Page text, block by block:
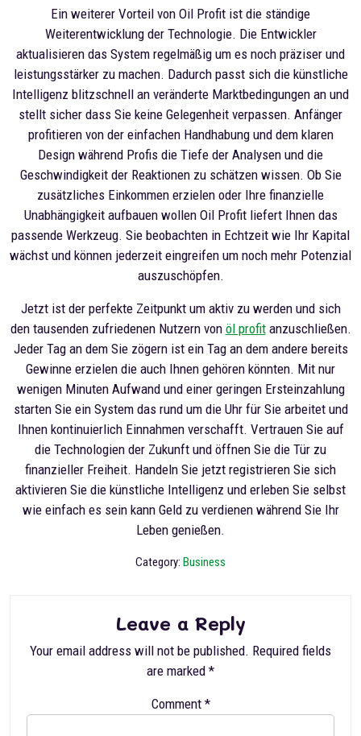
Ein weiterer Vorteil von Oil Profit ist die ständige
Weiterentwicklung der Technologie. Die Entwickler
aktualisieren das System regelmäßig um es noch präziser und
leistungsstärker zu machen. Dadurch passt sich die künstliche
Intelligenz blitzschnell an veränderte Marktbedingungen an und
stellt sicher dass Sie keine Gelegenheit verpassen. Anfänger
profitieren von der einfachen Handhabung und dem klaren
Design während Profis die Tiefe der Analysen und die
Geschwindigkeit der Reaktionen zu schätzen wissen. Ob Sie
zusätzliches Einkommen erzielen oder Ihre finanzielle
Unabhängigkeit aufbauen wollen Oil Profit liefert Ihnen das
passende Werkzeug. Sie beobachten in Echtzeit wie Ihr Kapital
wächst und können jederzeit eingreifen um noch mehr Potenzial
auszuschöpfen.
Jetzt ist der perfekte Zeitpunkt um aktiv zu werden und sich
den tausenden zufriedenen Nutzern von öl profitanzuschließen.
Jeder Tag an dem Sie zögern ist ein Tag an dem andere bereits
Gewinne erzielen die auch Ihnen gehören könnten. Mit nur
wenigen Minuten Aufwand und einer geringen Ersteinzahlung
starten Sie ein System das rund um die Uhr für Sie arbeitet und
Ihnen kontinuierlich Einnahmen verschafft. Vertrauen Sie auf
die Technologien der Zukunft und öffnen Sie die Tür zu
finanzieller Freiheit. Handeln Sie jetzt registrieren Sie sich
aktivieren Sie die künstliche Intelligenz und erleben Sie selbst
wie einfach es sein kann Geld zu verdienen während Sie Ihr
Leben genießen.
Category: Business
Leave a Reply
Your email address will not be published. Required fields
are marked *
Comment *